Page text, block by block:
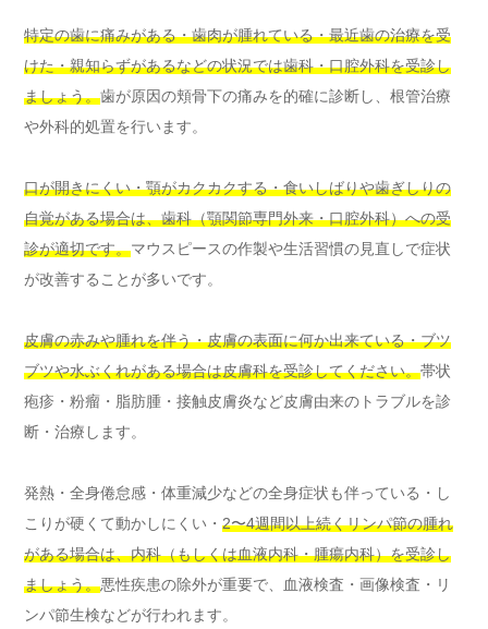
特定の歯に痛みがある・歯肉が腫れている・最近歯の治療を受
けた・親知らずがあるなどの状況では歯科・口腔外科を受診し
ましょう。歯が原因の頬骨下の痛みを的確に診断し、根管治療
や外科的処置を行います。
口が開きにくい・顎がカクカクする・食いしばりや歯ぎしりの
自覚がある場合は、歯科（顎関節専門外来・口腔外科）への受
診が適切です。マウスピースの作製や生活習慣の見直しで症状
が改善することが多いです。
皮膚の赤みや腫れを伴う・皮膚の表面に何か出来ている・ブツ
ブツや水ぶくれがある場合は皮膚科を受診してください。帯状
疱疹・粉瘤・脂肪腫・接触皮膚炎など皮膚由来のトラブルを診
断・治療します。
発熱・全身倦怠感・体重減少などの全身症状も伴っている・し
こりが硬くて動かしにくい・ 2〜4週間以上続くリンパ節の腫れ
がある場合は、内科（もしくは血液内科・腫瘍内科）を受診し
ましょう。悪性疾患の除外が重要で、血液検査・画像検査・リ
ンパ節生検などが行われます。